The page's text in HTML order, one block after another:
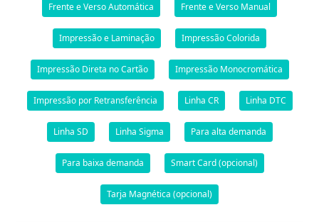
Frente e Verso Automática Frente e Verso Manual
Impressão e Laminação Impressão Colorida
Impressão Direta no Cartão Impressão Monocromática
Impressão por Retransferência Linha CR Linha DTC
Linha SD Linha Sigma Para alta demanda
Para baixa demanda Smart Card (opcional)
Tarja Magnética (opcional)